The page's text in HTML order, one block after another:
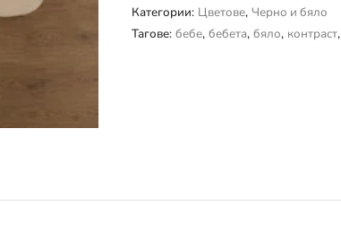
Категории: Цветове, Черно и бяло
Тагове: бебе, бебета, бяло, контраст,